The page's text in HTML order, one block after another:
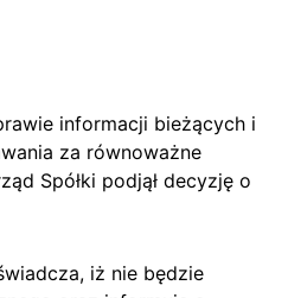
informacji bieżących i
za równoważne
Spółki podjął decyzję o
iż nie będzie